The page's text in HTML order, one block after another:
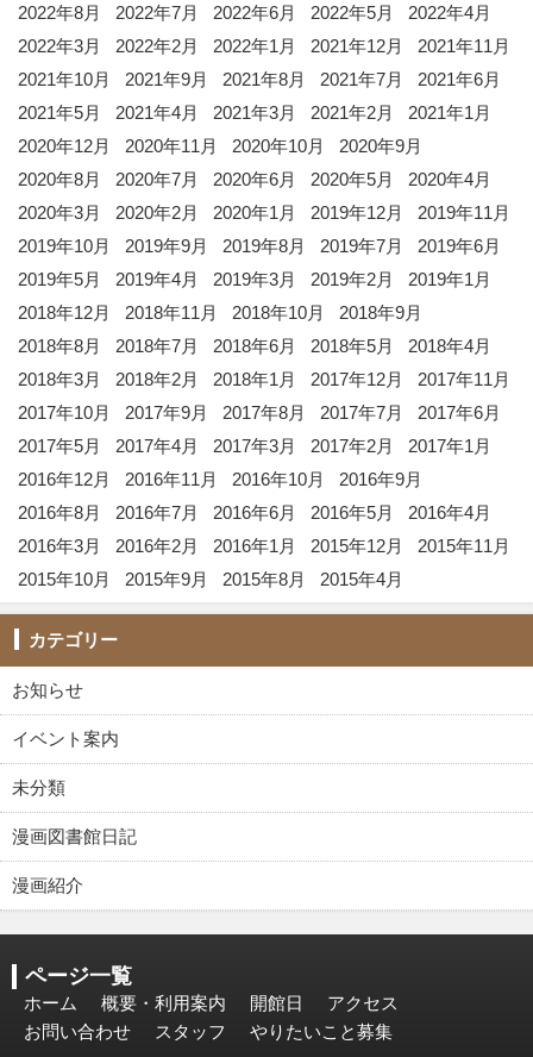
2022年8月
2022年7月 2022年6月 2022年5月
2022年4月
2022年3月
2022年2月 2022年1月 2021年12月
2021年11月
2021年10月
2021年9月 2021年8月 2021年7月
2021年6月
2021年5月
2021年4月 2021年3月 2021年2月
2021年1月
2020年12月
2020年11月 2020年10月
2020年9月
2020年8月
2020年7月 2020年6月 2020年5月
2020年4月
2020年3月
2020年2月 2020年1月 2019年12月
2019年11月
2019年10月
2019年9月 2019年8月 2019年7月
2019年6月
2019年5月
2019年4月 2019年3月 2019年2月
2019年1月
2018年12月
2018年11月 2018年10月
2018年9月
2018年8月
2018年7月 2018年6月 2018年5月
2018年4月
2018年3月
2018年2月 2018年1月 2017年12月
2017年11月
2017年10月
2017年9月 2017年8月 2017年7月
2017年6月
2017年5月
2017年4月 2017年3月 2017年2月
2017年1月
2016年12月
2016年11月 2016年10月
2016年9月
2016年8月
2016年7月 2016年6月 2016年5月
2016年4月
2016年3月
2016年2月 2016年1月 2015年12月
2015年11月
2015年10月
2015年9月 2015年8月 2015年4月
カテゴリー
お知らせ
イベント案内
未分類
漫画図書館日記
漫画紹介
ページ一覧
ホーム 概要・利用案内 開館日
アクセス
お問い合わせ
スタッフ やりたいこと募集